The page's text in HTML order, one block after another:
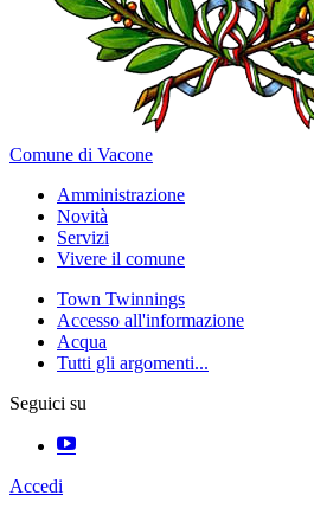
Comune di Vacone
Amministrazione
Novità
Servizi
Vivere il comune
Town Twinnings
Accesso all'informazione
Acqua
Tutti gli argomenti...
Seguici su
Accedi